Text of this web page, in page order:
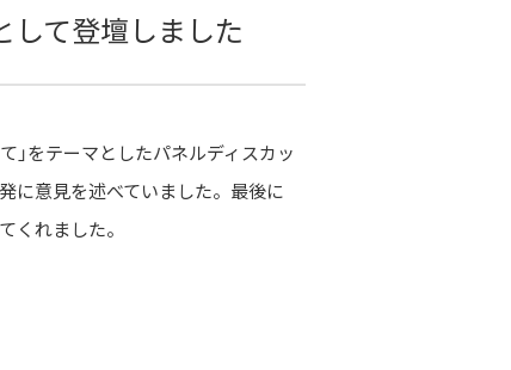
して登壇しました
」をテーマとしたパネルディスカッ
に意見を述べていました。最後に
くれました。